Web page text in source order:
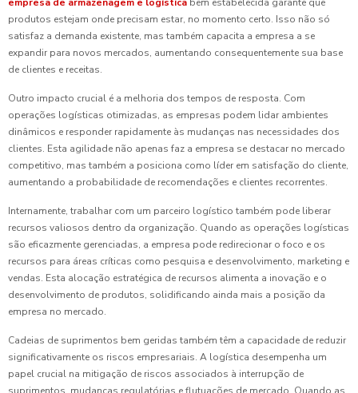
empresa de armazenagem e logística bem estabelecida garante que
produtos estejam onde precisam estar, no momento certo. Isso não só
satisfaz a demanda existente, mas também capacita a empresa a se
expandir para novos mercados, aumentando consequentemente sua base
de clientes e receitas.
Outro impacto crucial é a melhoria dos tempos de resposta. Com
operações logísticas otimizadas, as empresas podem lidar ambientes
dinâmicos e responder rapidamente às mudanças nas necessidades dos
clientes. Esta agilidade não apenas faz a empresa se destacar no mercado
competitivo, mas também a posiciona como líder em satisfação do cliente,
aumentando a probabilidade de recomendações e clientes recorrentes.
Internamente, trabalhar com um parceiro logístico também pode liberar
recursos valiosos dentro da organização. Quando as operações logísticas
são eficazmente gerenciadas, a empresa pode redirecionar o foco e os
recursos para áreas críticas como pesquisa e desenvolvimento, marketing e
vendas. Esta alocação estratégica de recursos alimenta a inovação e o
desenvolvimento de produtos, solidificando ainda mais a posição da
empresa no mercado.
Cadeias de suprimentos bem geridas também têm a capacidade de reduzir
significativamente os riscos empresariais. A logística desempenha um
papel crucial na mitigação de riscos associados à interrupção de